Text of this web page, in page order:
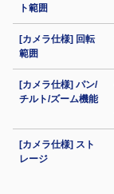
ト範囲
[カメラ仕様] 回転
範囲
[カメラ仕様] パン/
チルト/ズーム機能
[カメラ仕様] スト
レージ